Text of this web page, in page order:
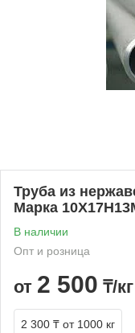
Труба из
Марка
В наличии
Опт и розница
от 2 500 ₸/кг
2 300 ₸ от 1000 кг